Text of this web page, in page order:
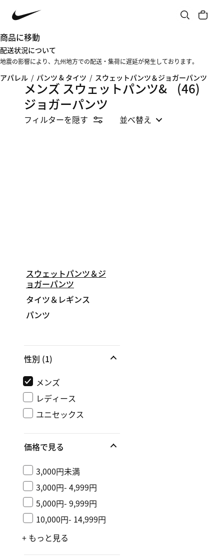
商品に移動
配送状況について
地震の影響により、九州地方での配送・集荷に遅延が発生しております。
アパレル / パンツ & タイツ / スウェットパンツ＆ジョガーパンツ
メンズ スウェットパンツ&
ジョガーパンツ
(46)
フィルターを隠す 並べ替え
スウェットパンツ＆ジ
ョガーパンツ
タイツ＆レギンス
パンツ
性別 (1)
メンズ
レディース
ユニセックス
価格で見る
3,000円未満
3,000円- 4,999円
5,000円- 9,999円
10,000円- 14,999円
+ もっと見る